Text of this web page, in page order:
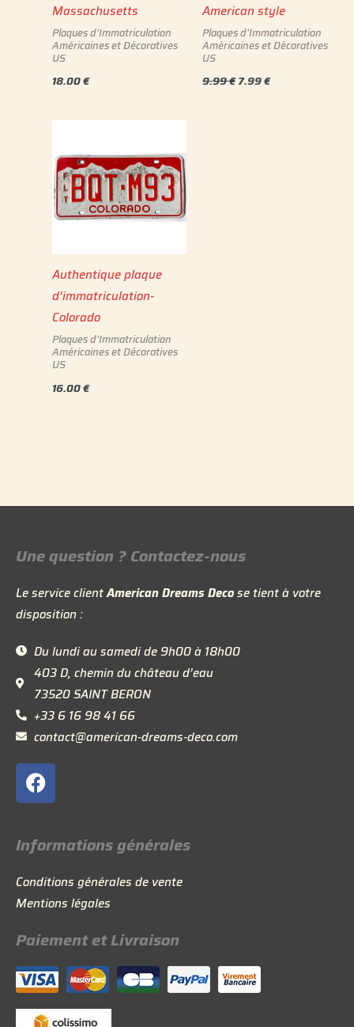
Massachusetts
Plaques d'Immatriculation
Américaines et Décoratives
US
18.00€
American style
Plaques d'Immatriculation
Américaines et Décoratives
US
9.99€7.99€
Authentique plaque
d’immatriculation-
Colorado
Plaques d'Immatriculation
Américaines et Décoratives
US
16.00€
Une question ? Contactez-nous
Le service clientAmerican Dreams Decose tient à votre
disposition :
Du lundi au samedi de 9h00 à 18h00
403 D, chemin du château d’eau
73520 SAINT BERON
+33 6 16 98 41 66
contact@american-dreams-deco.com
F
a
c
e
b
o
o
k
Informations générales
Conditions générales de vente
Mentions légales
Paiement et Livraison